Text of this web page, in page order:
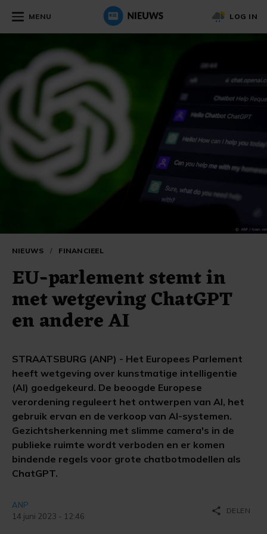
MENU LOG IN
NIEUWS / FINANCIEEL
EU-parlement stemt in
met wetgeving ChatGPT
en andere AI
STRAATSBURG (ANP) - Het Europees Parlement
heeft wetgeving over kunstmatige intelligentie
(AI) goedgekeurd. De beoogde Europese
verordening reguleert het ontwerpen van AI, het
gebruik ervan en de verkoop van AI-systemen.
Gezichtsherkenning met slimme camera's in de
publieke ruimte wordt verboden en er komen
bindende regels voor grote chatbotmodellen als
ChatGPT.
ANP
14 juni 2023 - 12:46
share DELEN